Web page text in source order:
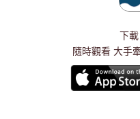
下載
隨時觀看 大手